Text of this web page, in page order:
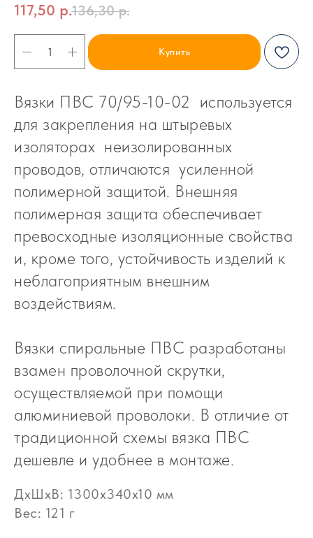
117,50 р.136,30 р.
Купить
Вязки ПВС 70/95-10-02 используется
для закрепления на штыревых
изоляторах неизолированных
проводов, отличаются усиленной
полимерной защитой. Внешняя
полимерная защита обеспечивает
превосходные изоляционные свойства
и, кроме того, устойчивость изделий к
неблагоприятным внешним
воздействиям.
Вязки спиральные ПВС разработаны
взамен проволочной скрутки,
осуществляемой при помощи
алюминиевой проволоки. В отличие от
традиционной схемы вязка ПВС
дешевле и удобнее в монтаже.
ДxШxВ: 1300x340x10 мм
Вес: 121 г